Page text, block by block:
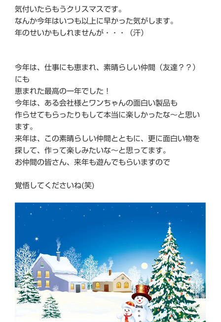
気付いたらもうクリスマスです。
なんか今年はいつも以上に早かった気がします。
年のせいかもしれませんが・・・（汗）
今年は、仕事にも恵まれ、素晴らしい仲間（友達？？）
にも
恵まれた最高の一年でした！
今年は、ある会社様とワンちゃんの面白い製品も
作らせてもらったりもして本当に楽しかったな～と思い
ます。
来年は、この素晴らしい仲間とともに、更に面白い物を
探して、作って楽しみたいな～と思ってます。
お仲間の皆さん、来年も遊んでもらいますので
覚悟してくださいね(笑)